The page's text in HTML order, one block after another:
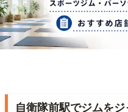
自衛隊前駅でジムを